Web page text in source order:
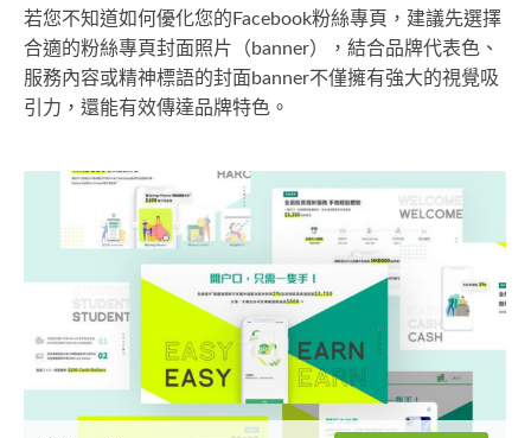
若您不知道如何優化您的Facebook粉絲專頁，建議先選擇
合適的粉絲專頁封面照片（banner），結合品牌代表色、
服務內容或精神標語的封面banner不僅擁有強大的視覺吸
引力，還能有效傳達品牌特色。